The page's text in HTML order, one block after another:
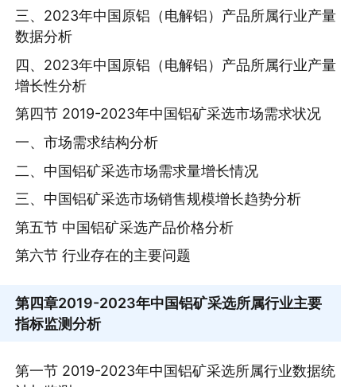
三、2023年中国原铝（电解铝）产品所属行业产量
数据分析
四、2023年中国原铝（电解铝）产品所属行业产量
增长性分析
第四节 2019-2023年中国铝矿采选市场需求状况
一、市场需求结构分析
二、中国铝矿采选市场需求量增长情况
三、中国铝矿采选市场销售规模增长趋势分析
第五节 中国铝矿采选产品价格分析
第六节 行业存在的主要问题
第四章2019-2023年中国铝矿采选所属行业主要
指标监测分析
第一节 2019-2023年中国铝矿采选所属行业数据统